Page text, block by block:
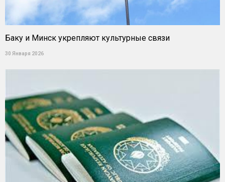
Баку и Минск укрепляют культурные связи
30 Января 2026